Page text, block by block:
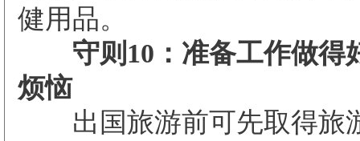
健用品。
守则10：准备工作做得
烦恼
出国旅游前可先取得旅